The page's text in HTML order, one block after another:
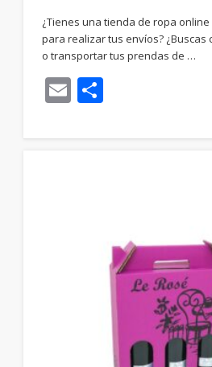
¿Tienes una tienda de ropa
para realizar tus envíos? ¿Buscas
o transportar tus prendas de …
Email